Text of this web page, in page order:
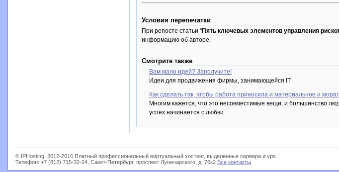
Условия перепечатки
При репосте статьи "Пять ключевых элементов управления
информацию об авторе.
Смотрите также
Вам мало идей? Заполучите!
Идеи для продвижения фирмы, занимающейся IT
Как сделать так, чтобы работа приносила и материальное и
Многим кажется, что это несовместимые вещи, и большинство
успех начинается с любви
© IPHosting, 2012-2016 Платный профессиональный виртуальный хостинг, выделенные сервера и vps.
Телефон: +7 (812) 715-32-24, Санкт-Петербург, проспект Луначарского, д. 76к2 Все контакты